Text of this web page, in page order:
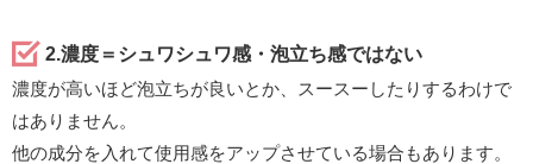
2.濃度＝シュワシュワ感・泡立ち感ではない
濃度が高いほど泡立ちが良いとか、スースーしたりするわけで
はありません。
他の成分を入れて使用感をアップさせている場合もあります。